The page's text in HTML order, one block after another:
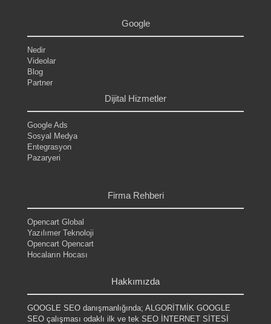
Google
Nedir
Videolar
Blog
Partner
Dijital Hizmetler
Google Ads
Sosyal Medya
Entegrasyon
Pazaryeri
Firma Rehberi
Opencart Global
Yazılımer Teknoloji
Opencart Opencart
Hocaların Hocası
Hakkımızda
GOOGLE SEO danışmanlığında; ALGORİTMİK GOOGLE
SEO çalışması odaklı ilk ve tek SEO İNTERNET SİTESİ